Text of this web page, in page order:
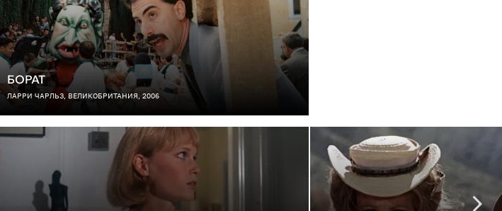
БОРАТ
ЛАРРИ ЧАРЛЬЗ, ВЕЛИКОБРИТАНИЯ, 2006